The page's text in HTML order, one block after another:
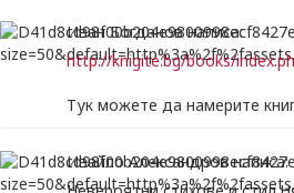
Иван Богданов написа:
http://knigite.bg/books/
Тук можете да намерите
Ивайло Александров написа: